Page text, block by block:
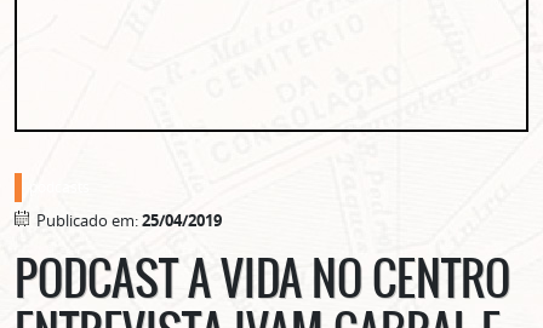
Publicado em:25/04/2019
PODCAST A VIDA NO CENTRO